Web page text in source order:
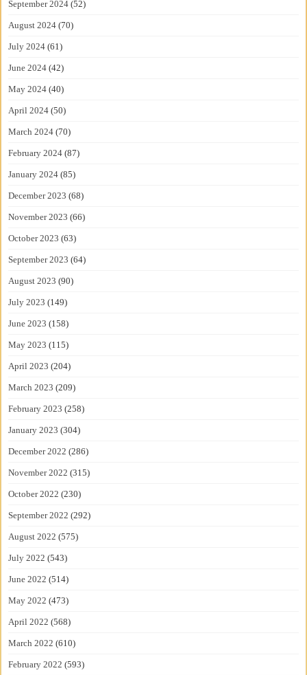
September 2024 (52)
August 2024 (70)
July 2024 (61)
June 2024 (42)
May 2024 (40)
April 2024 (50)
March 2024 (70)
February 2024 (87)
January 2024 (85)
December 2023 (68)
November 2023 (66)
October 2023 (63)
September 2023 (64)
August 2023 (90)
July 2023 (149)
June 2023 (158)
May 2023 (115)
April 2023 (204)
March 2023 (209)
February 2023 (258)
January 2023 (304)
December 2022 (286)
November 2022 (315)
October 2022 (230)
September 2022 (292)
August 2022 (575)
July 2022 (543)
June 2022 (514)
May 2022 (473)
April 2022 (568)
March 2022 (610)
February 2022 (593)